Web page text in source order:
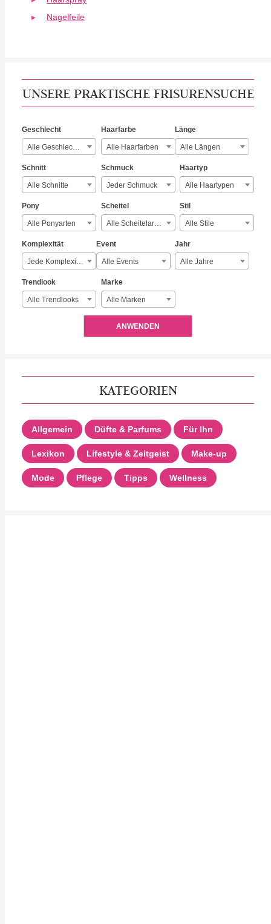
Nagelfeile
UNSERE PRAKTISCHE FRISURENSUCHE
Geschlecht
Alle Geschlechter
Haarfarbe
Alle Haarfarben
Länge
Alle Längen
Schnitt
Alle Schnitte
Schmuck
Jeder Schmuck
Haartyp
Alle Haartypen
Pony
Alle Ponyarten
Scheitel
Alle Scheitelarten
Stil
Alle Stile
Komplexität
Jede Komplexität
Event
Alle Events
Jahr
Alle Jahre
Trendlook
Alle Trendlooks
Marke
Alle Marken
ANWENDEN
KATEGORIEN
Allgemein Düfte & Parfums Für Ihn
Lexikon Lifestyle & Zeitgeist Make-up
Mode Pflege Tipps Wellness